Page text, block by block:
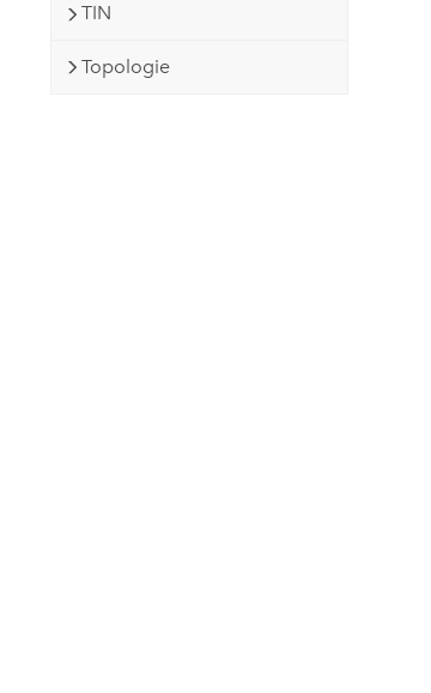
TIN
Topologie